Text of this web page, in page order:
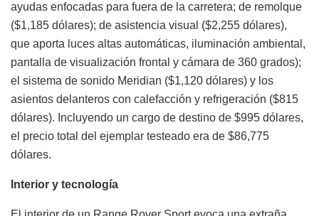
ayudas enfocadas para fuera de la carretera; de remolque
($1,185 dólares); de asistencia visual ($2,255 dólares),
que aporta luces altas automáticas, iluminación ambiental,
pantalla de visualización frontal y cámara de 360 grados);
el sistema de sonido Meridian ($1,120 dólares) y los
asientos delanteros con calefacción y refrigeración ($815
dólares). Incluyendo un cargo de destino de $995 dólares,
el precio total del ejemplar testeado era de $86,775
dólares.
Interior y tecnología